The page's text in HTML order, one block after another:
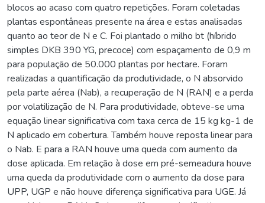
blocos ao acaso com quatro repetições. Foram coletadas
plantas espontâneas presente na área e estas analisadas
quanto ao teor de N e C. Foi plantado o milho bt (híbrido
simples DKB 390 YG, precoce) com espaçamento de 0,9 m
para população de 50.000 plantas por hectare. Foram
realizadas a quantificação da produtividade, o N absorvido
pela parte aérea (Nab), a recuperação de N (RAN) e a perda
por volatilização de N. Para produtividade, obteve-se uma
equação linear significativa com taxa cerca de 15 kg kg-1 de
N aplicado em cobertura. Também houve reposta linear para
o Nab. E para a RAN houve uma queda com aumento da
dose aplicada. Em relação à dose em pré-semeadura houve
uma queda da produtividade com o aumento da dose para
UPP, UGP e não houve diferença significativa para UGE. Já